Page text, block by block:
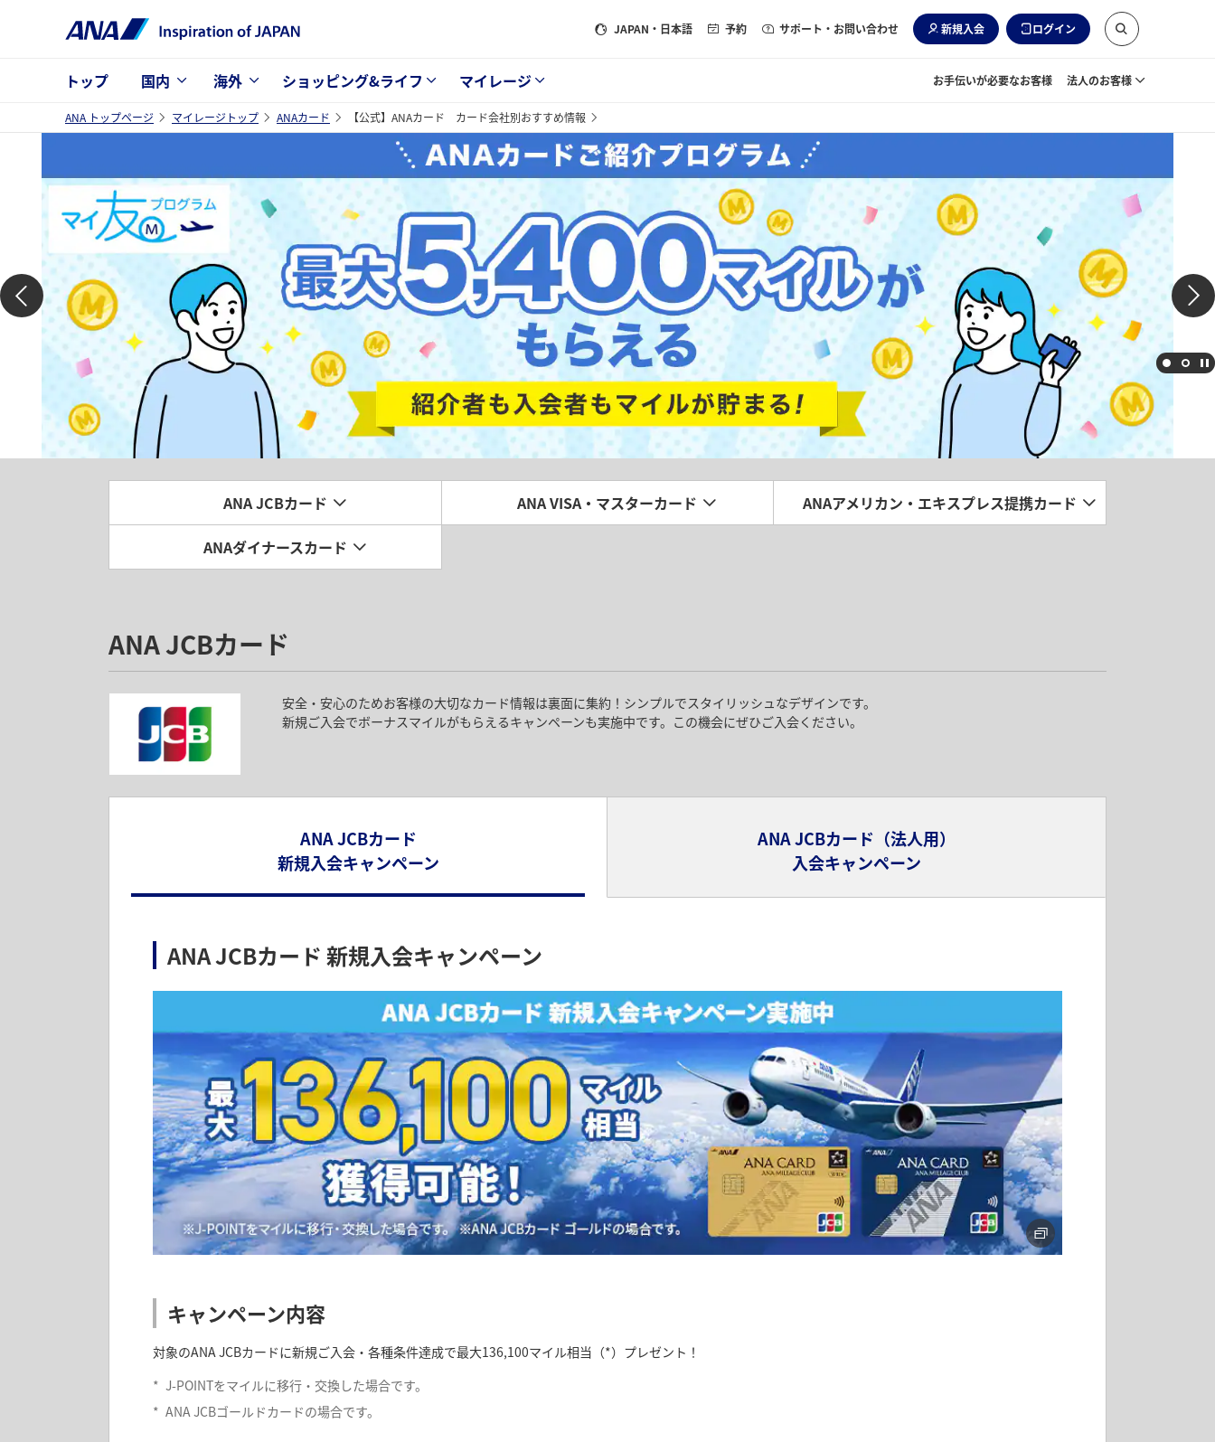
JAPAN ・日本語 予約 サポート・お問い合わせ 新規入会 ログイン
トップ 国内 海外 ショッピング&ライフ マイレージ お手伝いが必要なお客様 法人のお客様
ANA トップページ マイレージトップ ANAカード 【公式】ANAカード カード会社別おすすめ情報
ANAカードご紹介プログラム マイ友プログラム 最大5400マイルがもらえる 紹介者も入会者もマイルが貯まる！
ANA JCBカード ANA VISA・マスターカード ANAアメリカン・エキスプレス提携カード
ANAダイナースカード
ANA JCBカード
安全・安心のためお客様の大切なカード情報は裏面に集約！シンプルでスタイリッシュなデザインです。
新規ご入会でボーナスマイルがもらえるキャンペーンも実施中です。この機会にぜひご入会ください。
ANA JCBカード
新規入会キャンペーン
ANA JCBカード（法人用）
入会キャンペーン
ANA JCBカード 新規入会キャンペーン
キャンペーン内容
対象のANA JCBカードに新規ご入会・各種条件達成で最大136,100マイル相当（*）プレゼント！
* J-POINTをマイルに移行・交換した場合です。
* ANA JCBゴールドカードの場合です。